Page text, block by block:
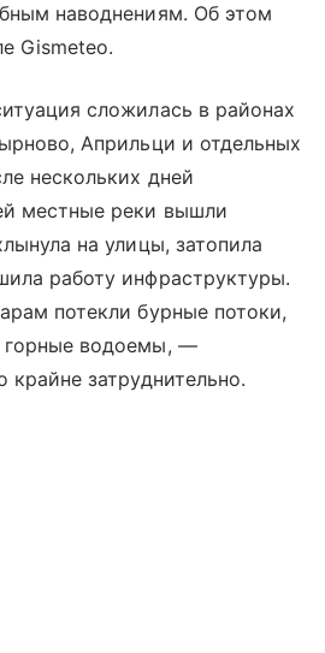
наводнениям. Об этом
Gismeteo.
сложилась в районах
Априльци и отдельных
нескольких дней
местные реки вышли
на улицы, затопила
работу инфраструктуры.
потекли бурные потоки,
горные водоемы, —
крайне затруднительно.